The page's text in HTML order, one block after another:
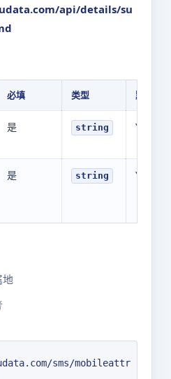
api/details/su
必填 类型 默认值
是 string
是 string
地
sms/mobileattr